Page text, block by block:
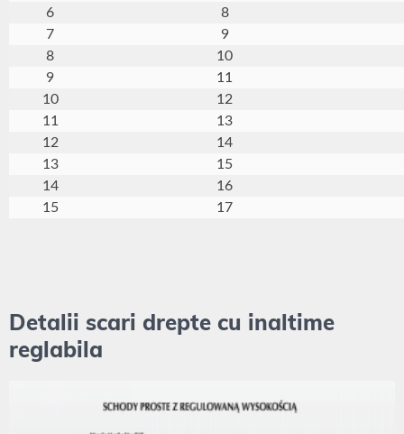
6
8
7
9
8
10
9
11
10
12
11
13
12
14
13
15
14
16
15
17
Detalii scari drepte cu inaltime
reglabila